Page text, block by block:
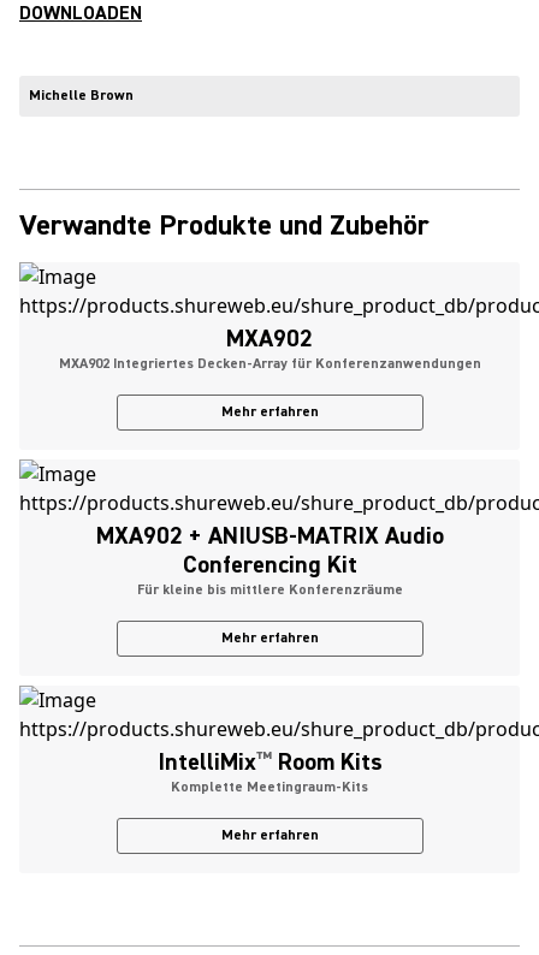
DOWNLOADEN
Michelle Brown
Verwandte Produkte und Zubehör
MXA902
MXA902 Integriertes Decken-Array für Konferenzanwendungen
Mehr erfahren
MXA902 + ANIUSB-MATRIX Audio
Conferencing Kit
Für kleine bis mittlere Konferenzräume
Mehr erfahren
IntelliMix™Room Kits
Komplette Meetingraum-Kits
Mehr erfahren